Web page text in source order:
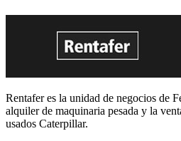
Rentafer es la unidad de negocios de
alquiler de maquinaria pesada y la
usados Caterpillar.